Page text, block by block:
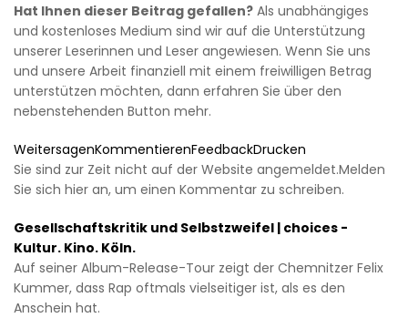
Hat Ihnen dieser Beitrag gefallen? Als unabhängiges
und kostenloses Medium sind wir auf die Unterstützung
unserer Leserinnen und Leser angewiesen. Wenn Sie uns
und unsere Arbeit finanziell mit einem freiwilligen Betrag
unterstützen möchten, dann erfahren Sie über den
nebenstehenden Button mehr.
WeitersagenKommentierenFeedbackDrucken
Sie sind zur Zeit nicht auf der Website angemeldet.Melden
Sie sich hier an, um einen Kommentar zu schreiben.
Gesellschaftskritik und Selbstzweifel | choices -
Kultur. Kino. Köln.
Auf seiner Album-Release-Tour zeigt der Chemnitzer Felix
Kummer, dass Rap oftmals vielseitiger ist, als es den
Anschein hat.